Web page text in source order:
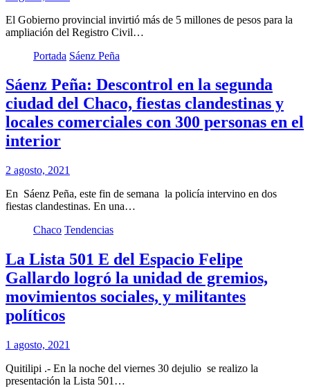
El Gobierno provincial invirtió más de 5 millones de pesos para la
ampliación del Registro Civil…
Portada Sáenz Peña
Sáenz Peña: Descontrol en la segunda
ciudad del Chaco, fiestas clandestinas y
locales comerciales con 300 personas en el
interior
2 agosto, 2021
En Sáenz Peña, este fin de semana la policía intervino en dos
fiestas clandestinas. En una…
Chaco Tendencias
La Lista 501 E del Espacio Felipe
Gallardo logró la unidad de gremios,
movimientos sociales, y militantes
políticos
1 agosto, 2021
Quitilipi .- En la noche del viernes 30 dejulio se realizo la
presentación la Lista 501…